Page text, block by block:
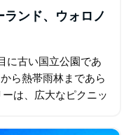
ランド、ウォロノ
に古い国立公園であ
ら熱帯雨林まであら
は、広大なピクニッ
者に人気がありま